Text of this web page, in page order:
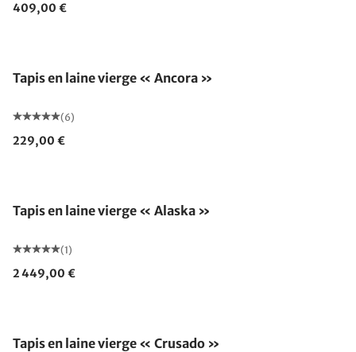
409,00 €
Tapis en laine vierge « Ancora »
(6)
229,00 €
Tapis en laine vierge « Alaska »
(1)
2 449,00 €
Tapis en laine vierge « Crusado »